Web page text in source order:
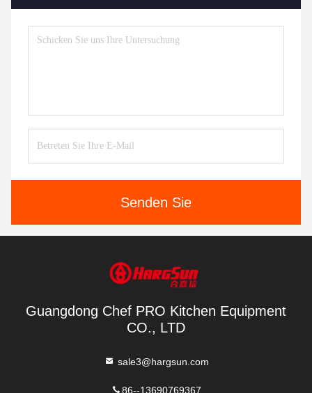
Senden Sie
Guangdong Chef PRO Kitchen Equipment
CO., LTD
sale3@hargsun.com
86--13690769367